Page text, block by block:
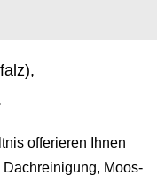
offerieren Ihnen
Moos-